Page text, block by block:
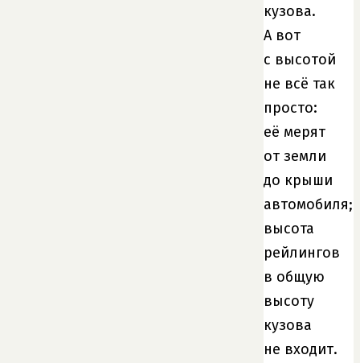
кузова.
А вот
с высотой
не всё так
просто:
её мерят
от земли
до крыши
автомобиля;
высота
рейлингов
в общую
высоту
кузова
не входит.